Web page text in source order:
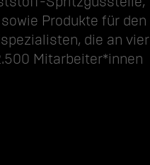
Produkte für den
die an vier
Mitarbeiter*innen